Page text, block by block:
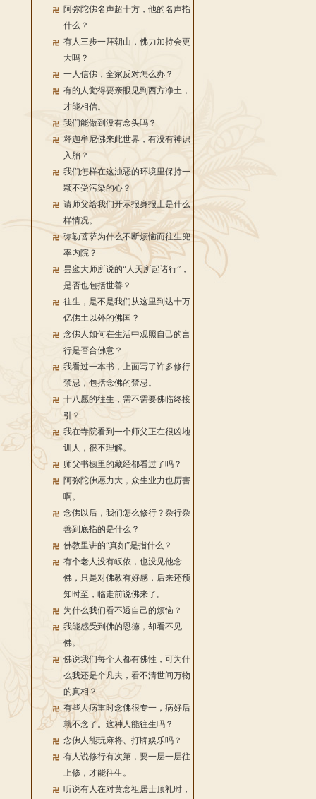
阿弥陀佛名声超十方，他的名声指
什么？
有人三步一拜朝山，佛力加持会更
大吗？
一人信佛，全家反对怎么办？
有的人觉得要亲眼见到西方净土，
才能相信。
我们能做到没有念头吗？
释迦牟尼佛来此世界，有没有神识
入胎？
我们怎样在这浊恶的环境里保持一
颗不受污染的心？
请师父给我们开示报身报土是什么
样情况。
弥勒菩萨为什么不断烦恼而往生兜
率内院？
昙鸾大师所说的“人天所起诸行”，
是否也包括世善？
往生，是不是我们从这里到达十万
亿佛土以外的佛国？
念佛人如何在生活中观照自己的言
行是否合佛意？
我看过一本书，上面写了许多修行
禁忌，包括念佛的禁忌。
十八愿的往生，需不需要佛临终接
引？
我在寺院看到一个师父正在很凶地
训人，很不理解。
师父书橱里的藏经都看过了吗？
阿弥陀佛愿力大，众生业力也厉害
啊。
念佛以后，我们怎么修行？杂行杂
善到底指的是什么？
佛教里讲的“真如”是指什么？
有个老人没有皈依，也没见他念
佛，只是对佛教有好感，后来还预
知时至，临走前说佛来了。
为什么我们看不透自己的烦恼？
我能感受到佛的恩德，却看不见
佛。
佛说我们每个人都有佛性，可为什
么我还是个凡夫，看不清世间万物
的真相？
有些人病重时念佛很专一，病好后
就不念了。这种人能往生吗？
念佛人能玩麻将、打牌娱乐吗？
有人说修行有次第，要一层一层往
上修，才能往生。
听说有人在对黄念祖居士顶礼时，